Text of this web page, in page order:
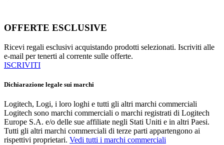
OFFERTE ESCLUSIVE
Ricevi regali esclusivi acquistando prodotti selezionati. Iscriviti alle
e-mail per tenerti al corrente sulle offerte.
ISCRIVITI
Dichiarazione legale sui marchi
Logitech, Logi, i loro loghi e tutti gli altri marchi commerciali
Logitech sono marchi commerciali o marchi registrati di Logitech
Europe S.A. e/o delle sue affiliate negli Stati Uniti e in altri Paesi.
Tutti gli altri marchi commerciali di terze parti appartengono ai
rispettivi proprietari. Vedi tutti i marchi commerciali